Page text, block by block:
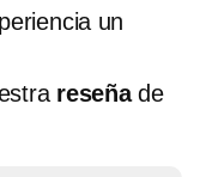
un
reseñade